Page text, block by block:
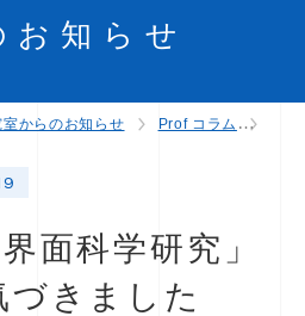
お知らせ
からのお知らせ Prof コラム
科学研究」
きました